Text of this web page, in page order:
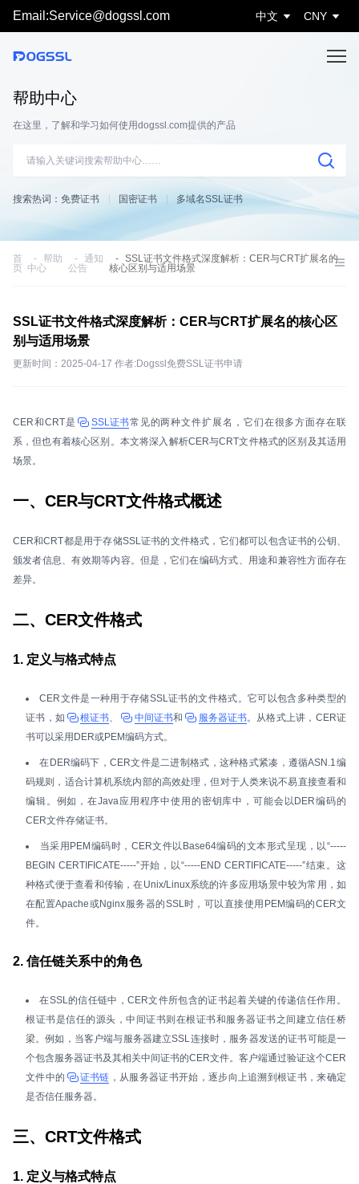
Email:Service@dogssl.com 中文 CNY
帮助中心
在这里，了解和学习如何使用dogssl.com提供的产品
搜索热词： 免费证书 国密证书 多域名SSL证书
首
页
帮助
中心
通知
公告
SSL证书文件格式深度解析：CER与CRT扩展名的
核心区别与适用场景
SSL证书文件格式深度解析：CER与CRT扩展名的核心区
别与适用场景
更新时间：2025-04-17 作者:Dogssl免费SSL证书申请
CER和CRT是 SSL证书常见的两种文件扩展名，它们在很多方面存在联
系，但也有着核心区别。本文将深入解析CER与CRT文件格式的区别及其适用
场景。
一、CER与CRT文件格式概述
CER和CRT都是用于存储SSL证书的文件格式，它们都可以包含证书的公钥、
颁发者信息、有效期等内容。但是，它们在编码方式、用途和兼容性方面存在
差异。
二、CER文件格式
1. 定义与格式特点
CER文件是一种用于存储SSL证书的文件格式。它可以包含多种类型的
证书，如
根证书、 中间证书和 服务器证书。从格式上讲，CER证
书可以采用DER或PEM编码方式。
在DER编码下，CER文件是二进制格式，这种格式紧凑，遵循ASN.1编
码规则，适合计算机系统内部的高效处理，但对于人类来说不易直接查看和
编辑。例如，在Java应用程序中使用的密钥库中，可能会以DER编码的
CER文件存储证书。
当采用PEM编码时，CER文件以Base64编码的文本形式呈现，以“-----
BEGIN CERTIFICATE-----”开始，以“-----END CERTIFICATE-----”结束。这
种格式便于查看和传输，在Unix/Linux系统的许多应用场景中较为常用，如
在配置Apache或Nginx服务器的SSL时，可以直接使用PEM编码的CER文
件。
2. 信任链关系中的角色
在SSL的信任链中，CER文件所包含的证书起着关键的传递信任作用。
根证书是信任的源头，中间证书则在根证书和服务器证书之间建立信任桥
梁。例如，当客户端与服务器建立SSL连接时，服务器发送的证书可能是一
个包含服务器证书及其相关中间证书的CER文件。客户端通过验证这个CER
文件中的
证书链 ，从服务器证书开始，逐步向上追溯到根证书，来确定
是否信任服务器。
三、CRT文件格式
1. 定义与格式特点